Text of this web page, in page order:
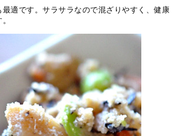
適です。サラサラなので混ざりやすく、健康